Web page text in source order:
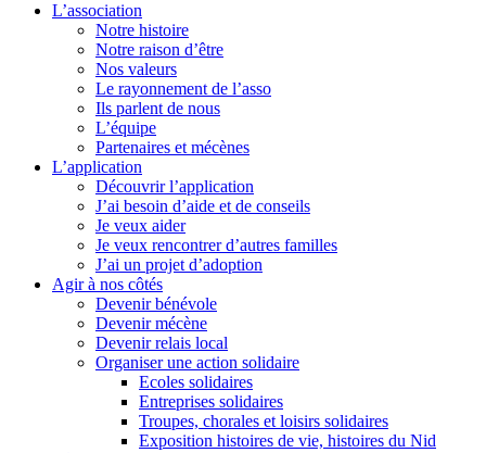
L’association
Notre histoire
Notre raison d’être
Nos valeurs
Le rayonnement de l’asso
Ils parlent de nous
L’équipe
Partenaires et mécènes
L’application
Découvrir l’application
J’ai besoin d’aide et de conseils
Je veux aider
Je veux rencontrer d’autres familles
J’ai un projet d’adoption
Agir à nos côtés
Devenir bénévole
Devenir mécène
Devenir relais local
Organiser une action solidaire
Ecoles solidaires
Entreprises solidaires
Troupes, chorales et loisirs solidaires
Exposition histoires de vie, histoires du Nid